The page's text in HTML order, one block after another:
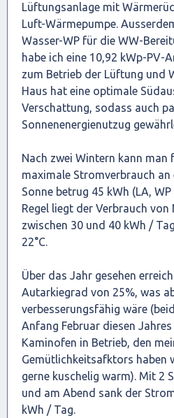
Lüftungsanlage mit
Luft-Wärmepumpe.
Wasser-WP für die WW-
habe ich eine 10,92 kWp-PV-
zum Betrieb der Lüftung und
Haus hat eine optimale
Verschattung, sodass auch
Sonnenenergienutzug
Nach zwei Wintern kann man
maximale Stromverbrauch
Sonne betrug 45 kWh (LA,
Regel liegt der Verbrauch von
zwischen 30 und 40 kWh /
22°C.
Über das Jahr gesehen
Autarkiegrad von 25%, was
verbesserungsfähig wäre
Anfang Februar diesen
Kaminofen in Betrieb, den
Gemütlichkeitsafktors haben
gerne kuschelig warm). Mit 2
und am Abend sank der
kWh / Tag.